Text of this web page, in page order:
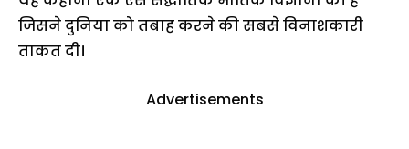
जिसने दुनिया को तबाह करने की सबसे विनाशकारी
ताकत दी।
Advertisements